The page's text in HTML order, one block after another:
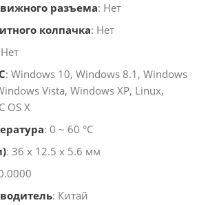
разъема: Нет
колпачка: Нет
: Windows 10, Windows 8.1, Windows
Vista, Windows XP, Linux,
OS X
: 0 ~ 60 °C
: 36 x 12.5 x 5.6 мм
: Китай